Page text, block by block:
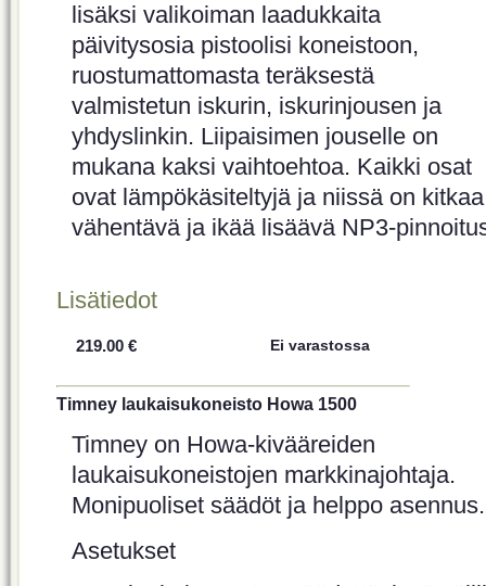
lisäksi valikoiman laadukkaita
päivitysosia pistoolisi koneistoon,
ruostumattomasta teräksestä
valmistetun iskurin, iskurinjousen ja
yhdyslinkin. Liipaisimen jouselle on
mukana kaksi vaihtoehtoa. Kaikki osat
ovat lämpökäsiteltyjä ja niissä on kitkaa
vähentävä ja ikää lisäävä NP3-
Lisätiedot
219.00 € Ei varastossa
Timney laukaisukoneisto Howa 1500
Timney on Howa-kivääreiden
laukaisukoneistojen markkinajohtaja.
Monipuoliset säädöt ja helppo asennus.
Asetukset